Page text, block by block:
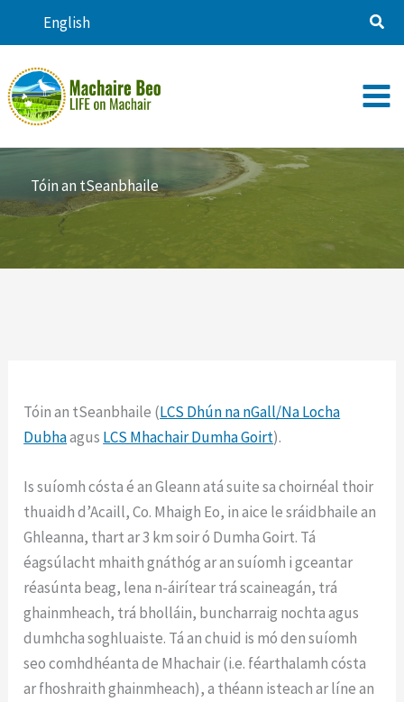
English
Tóin an tSeanbhaile
Tóin an tSeanbhaile (LCS Dhún na nGall/Na Locha
Dubhaagus LCS Mhachair Dumha Goirt).
Is suíomh cósta é an Gleann atá suite sa choirnéal thoir
thuaidh d’Acaill, Co. Mhaigh Eo, in aice le sráidbhaile an
Ghleanna, thart ar 3 km soir ó Dumha Goirt. Tá
éagsúlacht mhaith gnáthóg ar an suíomh i gceantar
réasúnta beag, lena n-áirítear trá scaineagán, trá
ghainmheach, trá bholláin, buncharraig nochta agus
dumhcha soghluaiste. Tá an chuid is mó den suíomh
seo comhdhéanta de Mhachair (i.e. féarthalamh cósta
ar fhoshraith ghainmheach), a théann isteach ar líne an